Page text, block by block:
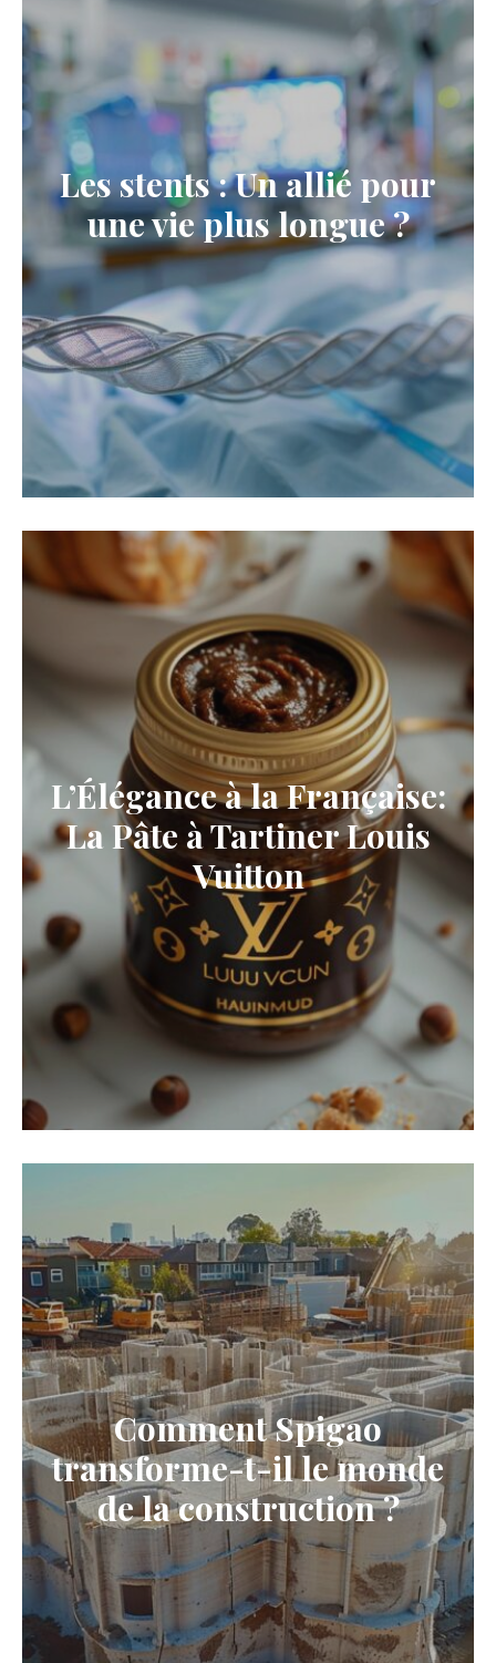
Les stents : Un allié pour
une vie plus longue ?
L’Élégance à la Française:
La Pâte à Tartiner Louis
Vuitton
Comment Spigao
transforme-t-il le monde
de la construction ?